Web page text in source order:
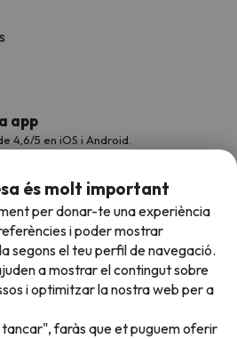
app
4,6/5 en iOS i Android.
és molt important
per donar-te una experiència
i poder mostrar
segons el teu perfil de navegació.
a mostrar el contingut sobre
i optimitzar la nostra web per a
faràs que et puguem oferir